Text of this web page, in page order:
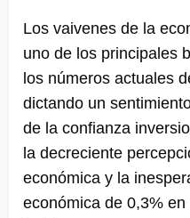
Los vaivenes de la
uno de los principales
los números actuales
dictando un
de la confianza
la decreciente
económica y la
económica de 0,3%